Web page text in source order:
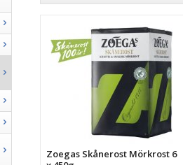
Zoegas Skånerost Mörkrost 6